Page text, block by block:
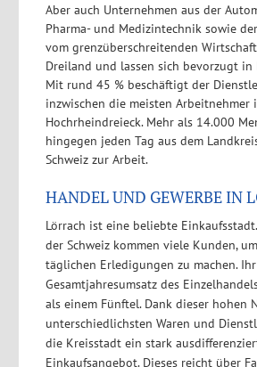
Aber auch Unternehmen aus der
Pharma- und Medizintechnik sowie
vom grenzüberschreitenden
Dreiland und lassen sich bevorzugt in
Mit rund 45 % beschäftigt der
inzwischen die meisten Arbeitnehmer
Hochrheindreieck. Mehr als 14.000
hingegen jeden Tag aus dem
Schweiz zur Arbeit.
HANDEL UND GEWERBE IN
Lörrach ist eine beliebte
der Schweiz kommen viele Kunden,
täglichen Erledigungen zu machen.
Gesamtjahresumsatz des
als einem Fünftel. Dank dieser hohen
unterschiedlichsten Waren und
die Kreisstadt ein stark
Einkaufsangebot. Dieses reicht über